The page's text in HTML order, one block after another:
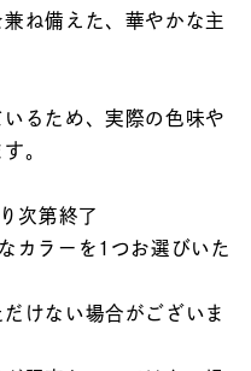
み すべて表示
ね備えた、華やかな主
るため、実際の色味や
。
次第終了
カラーを1つお選びいた
けない場合がございま